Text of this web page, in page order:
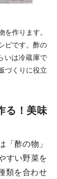
作ります。
ピです。酢の
いは冷蔵庫で
づくりに役立
る！美味
「酢の物」
すい野菜を
類を合わせ